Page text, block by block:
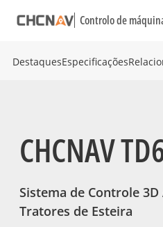
Controlo de
DestaquesEspecificações
CHCNAV
Sistema de Controle
Tratores de Esteira